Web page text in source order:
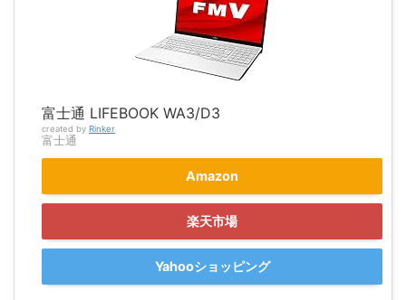
富士通 LIFEBOOK WA3/D3
created by Rinker
富士通
Amazon
楽天市場
Yahooショッピング